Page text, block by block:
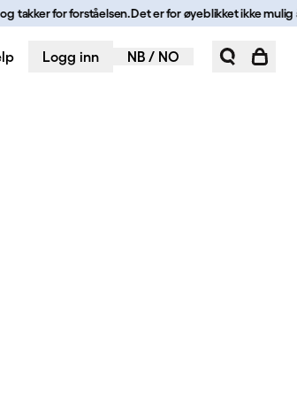
for forståelsen.Det er for øyeblikket ikke mulig å
Logg inn NB / NO